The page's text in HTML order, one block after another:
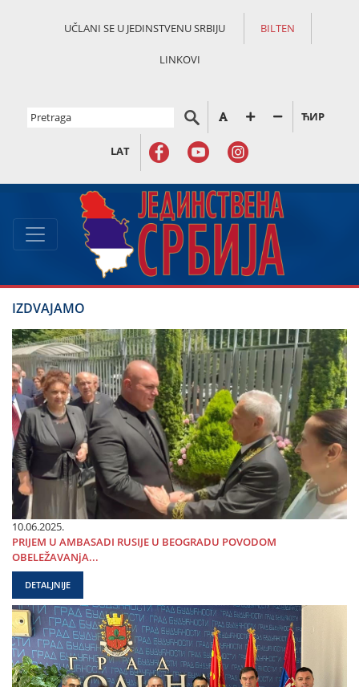
UČLANI SE U JEDINSTVENU SRBIJU BILTEN
LINKOVI
ЋИР
LAT
IZDVAJAMO
10.06.2025.
PRIЈEM U AMBASADI RUSIЈE U BEOGRADU POVODOM
OBELEŽAVANjA...
DETALJNIJE